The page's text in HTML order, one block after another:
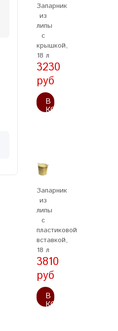
Запарник
из
липы
с
крышкой,
18 л
3230
руб
В
КОРЗИНУ
Запарник
из
липы
с
пластиковой
вставкой,
18 л
3810
руб
В
КОРЗИНУ